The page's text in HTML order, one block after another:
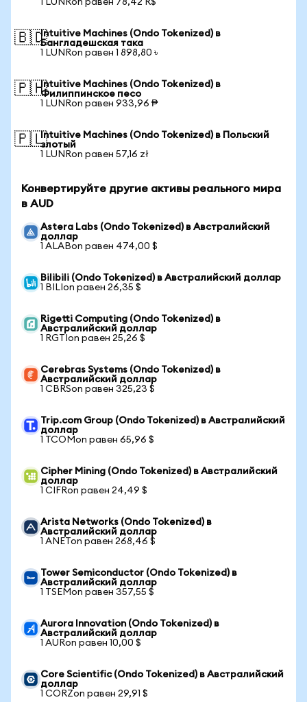
1 LUNRon равен 78,42 R$
🇧🇩Intuitive Machines (Ondo Tokenized) в
Бангладешская така
1 LUNRon равен 1 898,80 ৳
🇵🇭Intuitive Machines (Ondo Tokenized) в
Филиппинское песо
1 LUNRon равен 933,96 ₱
🇵🇱Intuitive Machines (Ondo Tokenized) в Польский
злотый
1 LUNRon равен 57,16 zł
Конвертируйте другие активы реального мира
в AUD
Astera Labs (Ondo Tokenized) в Австралийский
доллар
1 ALABon равен 474,00 $
Bilibili (Ondo Tokenized) в Австралийский доллар
1 BILIon равен 26,35 $
Rigetti Computing (Ondo Tokenized) в
Австралийский доллар
1 RGTIon равен 25,26 $
Cerebras Systems (Ondo Tokenized) в
Австралийский доллар
1 CBRSon равен 325,23 $
Trip.com Group (Ondo Tokenized) в Австралийский
доллар
1 TCOMon равен 65,96 $
Cipher Mining (Ondo Tokenized) в Австралийский
доллар
1 CIFRon равен 24,49 $
Arista Networks (Ondo Tokenized) в
Австралийский доллар
1 ANETon равен 268,46 $
Tower Semiconductor (Ondo Tokenized) в
Австралийский доллар
1 TSEMon равен 357,55 $
Aurora Innovation (Ondo Tokenized) в
Австралийский доллар
1 AURon равен 10,00 $
Core Scientific (Ondo Tokenized) в Австралийский
доллар
1 CORZon равен 29,91 $